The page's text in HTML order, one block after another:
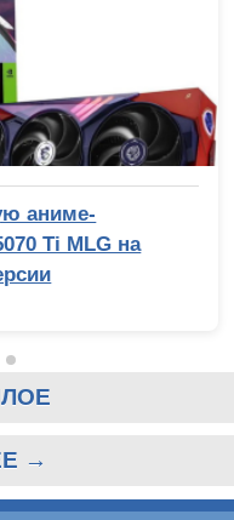
аниме-
Ti MLG на
→